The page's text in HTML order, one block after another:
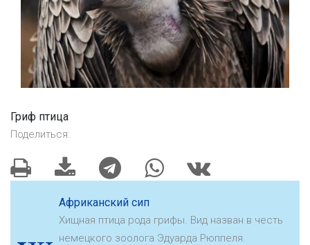
Гриф птица
Поделиться:
Африканский сип
Хищная птица рода грифы. Вид назван в честь
немецкого зоолога Эдуарда Рюппеля.